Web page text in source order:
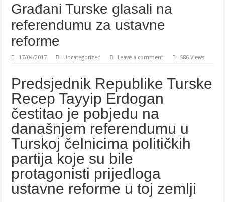
Građani Turske glasali na
referendumu za ustavne
reforme
17/04/2017 Uncategorized Leave a comment 586 Views
Predsjednik Republike Turske
Recep Tayyip Erdogan
čestitao je pobjedu na
današnjem referendumu u
Turskoj čelnicima političkih
partija koje su bile
protagonisti prijedloga
ustavne reforme u toj zemlji